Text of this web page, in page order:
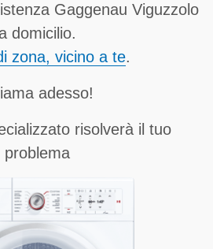
Gaggenau Viguzzolo
a domicilio.
zona, vicino a te.
adesso!
risolverà il tuo
problema